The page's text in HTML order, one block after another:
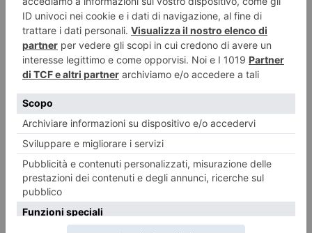
I sindaci dei Comuni olimpici chiedono garanzie per il servizio pediatrico
7 Agosto 2026
“A piccoli passi” al Forte di Vinadio
Più informazione online: il Torinese apre a Milano e Genova
7 Agosto 2026
È in pericolo il Santuario sulla vetta del Thabor, tra due Stati
7 Agosto 2026
San Luigi Gonzaga, restituita con l’AI la vista a un occhio senza più
speranze